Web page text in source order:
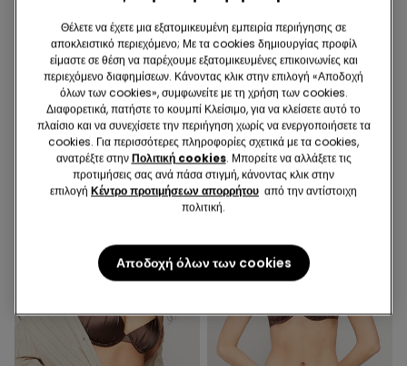
-50%
Σουτιέν Μπικίνι Τρίγωνο με
Αφαιρούμενη Ενίσχυση Luxury
Chevron8,49 €-50%
-50%
1 Χρώμα
Σλιπ Μπικίνι High Waist με
Σούρες Luxury Chevron
14,99 € 7,49 €-50%
Θέλετε να έχετε μια εξατομικευμένη εμπειρία περιήγησης σε
αποκλειστικό περιεχόμενο; Με τα cookies δημιουργίας προφίλ
είμαστε σε θέση να παρέχουμε εξατομικευμένες επικοινωνίες και
περιεχόμενο διαφημίσεων. Κάνοντας κλικ στην επιλογή «Αποδοχή
όλων των cookies», συμφωνείτε με τη χρήση των cookies.
Διαφορετικά, πατήστε το κουμπί Κλείσιμο, για να κλείσετε αυτό το
πλαίσιο και να συνεχίσετε την περιήγηση χωρίς να ενεργοποιήσετε τα
cookies. Για περισσότερες πληροφορίες σχετικά με τα cookies,
ανατρέξτε στηνΠολιτική cookies. Μπορείτε να αλλάξετε τις
προτιμήσεις σας ανά πάσα στιγμή, κάνοντας κλικ στην
επιλογή Κέντρο προτιμήσεων απορρήτου από την αντίστοιχη
πολιτική.
Αποδοχή όλων των cookies